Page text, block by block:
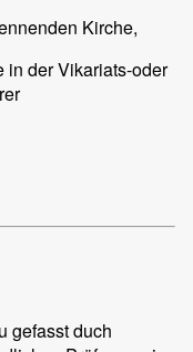
Kirche,
in der Vikariats-oder
gefasst duch